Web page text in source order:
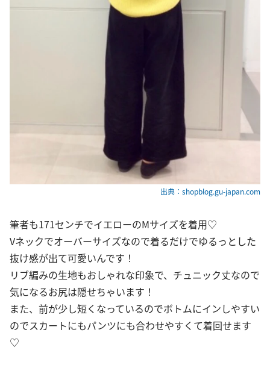
出典：shopblog.gu-japan.com
筆者も171センチでイエローのMサイズを着用♡
Vネックでオーバーサイズなので着るだけでゆるっとした
抜け感が出て可愛いんです！
リブ編みの生地もおしゃれな印象で、チュニック丈なので
気になるお尻は隠せちゃいます！
また、前が少し短くなっているのでボトムにインしやすい
のでスカートにもパンツにも合わせやすくて着回せます
♡